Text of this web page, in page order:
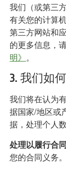
我们（或第三
有关您的计算
第三方网站和
的更多信息，
明》 。
3. 我们如
我们将在认为
据国家/地区或
据，处理个人
处理以履行合
您的合同义务